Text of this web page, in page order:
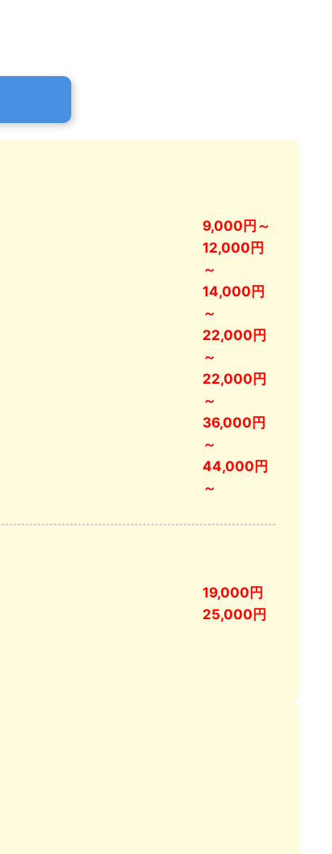
9,000円～
12,000円
～
14,000円
～
22,000円
～
22,000円
～
36,000円
～
44,000円
～
19,000円
25,000円